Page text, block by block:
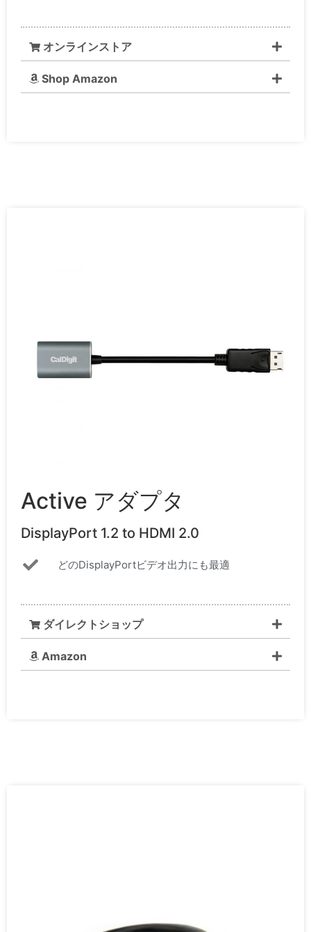
オンラインストア
Shop Amazon
Active アダプタ​
DisplayPort 1.2 to HDMI 2.0
どのDisplayPortビデオ出力にも最適
ダイレクトショップ
Amazon